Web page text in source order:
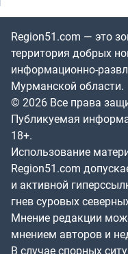
Region51.com — это
территория добрых
информационно-
Мурманской области.
© 2026 Все права
Публикуемая
18+.
Использование
Region51.com
и активной
гнев суровых
Мнение редакции
мнением авторов и
В случае спорных